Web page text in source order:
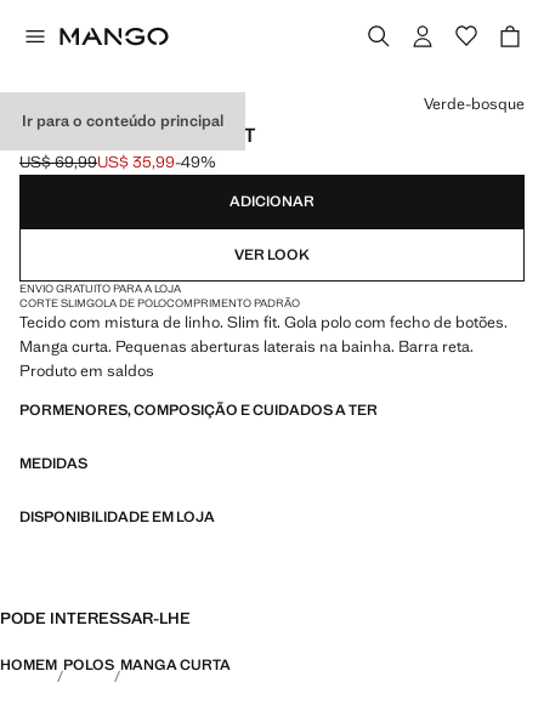
Ir para o conteúdo principal
POLO DE LINHO SLIM FIT
Preço inicial riscado [US$ 69,99 ]
US$ 69,99
Preço atual [US$ 35,99 ]
US$ 35,99-49%
Selecione uma cor
Verde-bosque
ADICIONAR
VER LOOK
ENVIO GRATUITO PARA A LOJA
CORTE SLIMGOLA DE POLOCOMPRIMENTO PADRÃO
Tecido com mistura de linho. Slim fit. Gola polo com fecho de botões.
Manga curta. Pequenas aberturas laterais na bainha. Barra reta.
Produto em saldos
PORMENORES, COMPOSIÇÃO E CUIDADOS A TER
MEDIDAS
DISPONIBILIDADE EM LOJA
PODE INTERESSAR-LHE
HOMEM POLOS MANGA CURTA